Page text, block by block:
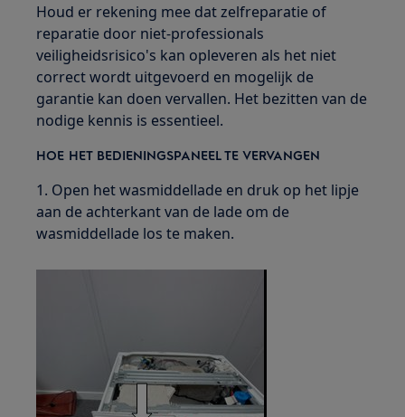
Houd er rekening mee dat zelfreparatie of
reparatie door niet-professionals
veiligheidsrisico's kan opleveren als het niet
correct wordt uitgevoerd en mogelijk de
garantie kan doen vervallen. Het bezitten van de
nodige kennis is essentieel.
HOE HET BEDIENINGSPANEEL TE VERVANGEN
1. Open het wasmiddellade en druk op het lipje
aan de achterkant van de lade om de
wasmiddellade los te maken.